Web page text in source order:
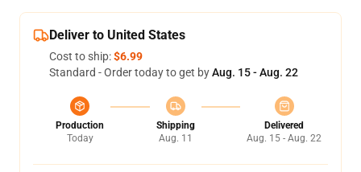
Deliver to United States
Cost to ship:$6.99
Standard - Order today to get byAug. 15 - Aug. 22
Production
Today
Shipping
Aug. 11
Delivered
Aug. 15 - Aug. 22